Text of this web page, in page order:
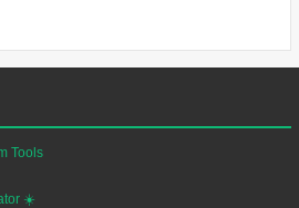
Tools
☀️